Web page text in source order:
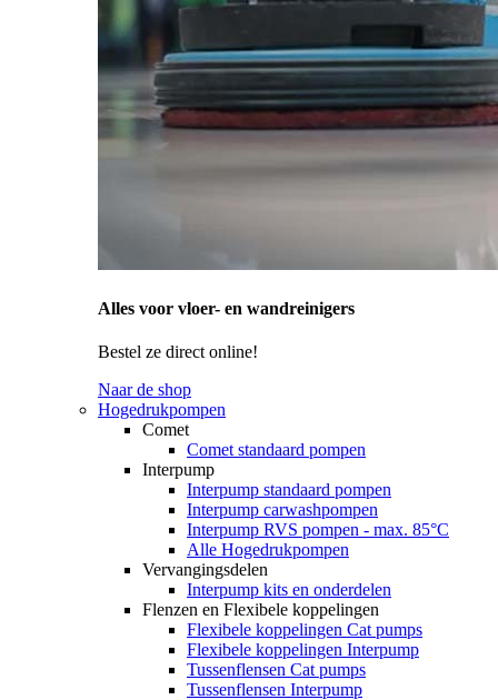
Alles voor vloer- en wandreinigers
Bestel ze direct online!
Naar de shop
Hogedrukpompen
Comet
Comet standaard pompen
Interpump
Interpump standaard pompen
Interpump carwashpompen
Interpump RVS pompen - max. 85°C
Alle Hogedrukpompen
Vervangingsdelen
Interpump kits en onderdelen
Flenzen en Flexibele koppelingen
Flexibele koppelingen Cat pumps
Flexibele koppelingen Interpump
Tussenflensen Cat pumps
Tussenflensen Interpump